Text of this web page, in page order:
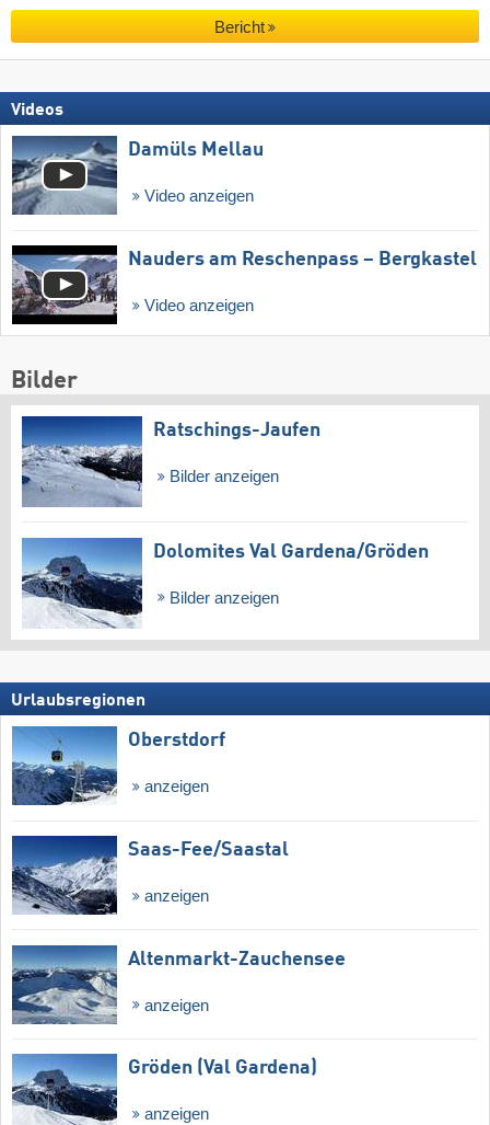
Bericht
Videos
Damüls Mellau
Video anzeigen
Nauders am Reschenpass – Bergkastel
Video anzeigen
Bilder
Ratschings-Jaufen
Bilder anzeigen
Dolomites Val Gardena/​Gröden
Bilder anzeigen
Urlaubsregionen
Oberstdorf
anzeigen
Saas-Fee/​Saastal
anzeigen
Altenmarkt-Zauchensee
anzeigen
Gröden (Val Gardena)
anzeigen